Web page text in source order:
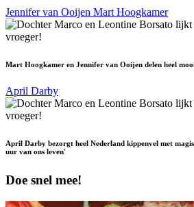
Jennifer van Ooijen Mart Hoogkamer
Mart Hoogkamer en Jennifer van Ooijen delen heel
April Darby
April Darby bezorgt heel Nederland kippenvel met
uur van ons leven'
Doe snel mee!